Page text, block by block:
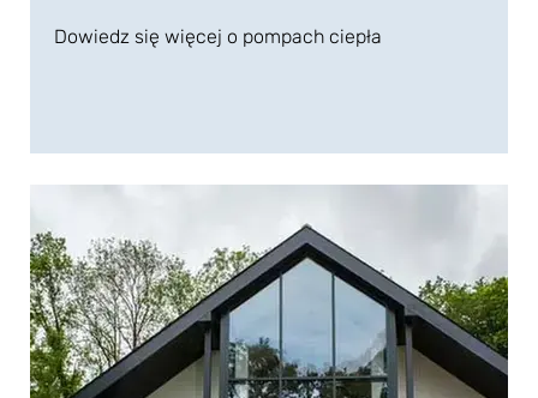
Dowiedz się więcej o pompach ciepła